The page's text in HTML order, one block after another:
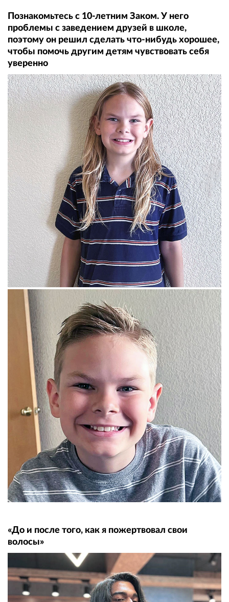
Познакомьтесь с 10-летним Заком. У него
проблемы с заведением друзей в школе,
поэтому он решил сделать что-нибудь хорошее,
чтобы помочь другим детям чувствовать себя
уверенно
«До и после того, как я пожертвовал свои
волосы»